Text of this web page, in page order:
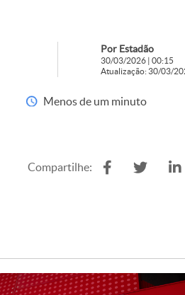
Por Estadão
30/03/2026 | 00:15
Atualização: 30/03/
Menos de um minuto
Compartilhe: